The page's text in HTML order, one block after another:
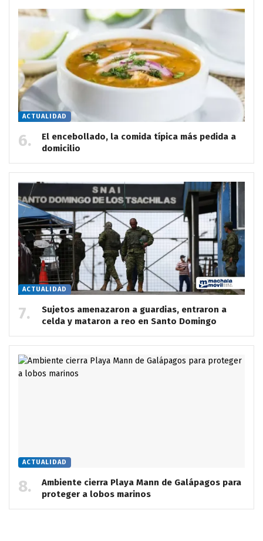
ACTUALIDAD
El encebollado, la comida típica más pedida a
domicilio
ACTUALIDAD
Sujetos amenazaron a guardias, entraron a
celda y mataron a reo en Santo Domingo
ACTUALIDAD
Ambiente cierra Playa Mann de Galápagos para
proteger a lobos marinos